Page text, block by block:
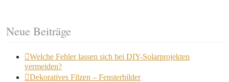
Neue Beiträge
Welche Fehler lassen sich bei DIY-Solarprojekten
vermeiden?
Dekoratives Filzen – Fensterbilder